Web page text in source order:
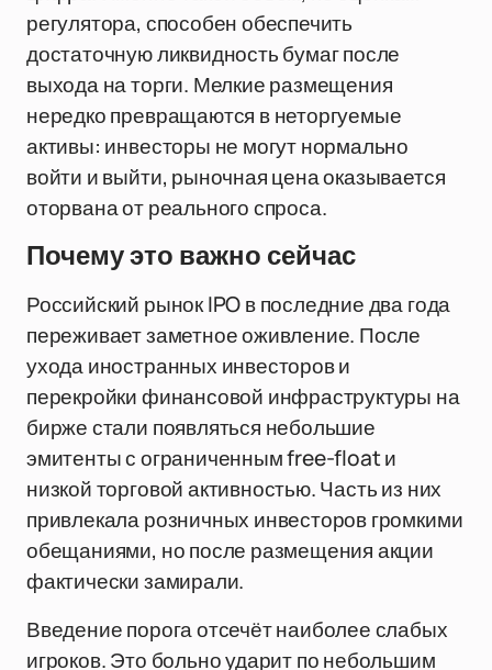
регулятора, способен обеспечить
достаточную ликвидность бумаг после
выхода на торги. Мелкие размещения
нередко превращаются в неторгуемые
активы: инвесторы не могут нормально
войти и выйти, рыночная цена оказывается
оторвана от реального спроса.
Почему это важно сейчас
Российский рынок IPO в последние два года
переживает заметное оживление. После
ухода иностранных инвесторов и
перекройки финансовой инфраструктуры на
бирже стали появляться небольшие
эмитенты с ограниченным free-float и
низкой торговой активностью. Часть из них
привлекала розничных инвесторов громкими
обещаниями, но после размещения акции
фактически замирали.
Введение порога отсечёт наиболее слабых
игроков. Это больно ударит по небольшим